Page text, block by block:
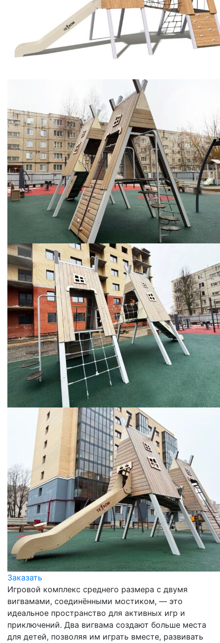
Заказать
Игровой комплекс среднего размера с двумя
вигвамами, соединёнными мостиком, — это
идеальное пространство для активных игр и
приключений. Два вигвама создают больше места
для детей, позволяя им играть вместе, развивать